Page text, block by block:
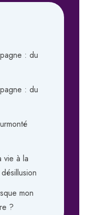
: du
: du
vie à la
mon
?